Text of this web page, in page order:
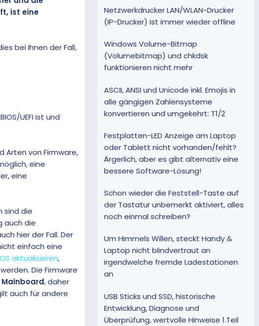
ist eine
bei Ihnen der Fall,
UEFI ist und
Arten von Firmware,
eine
eine
sind die
auch die
hier der Fall. Der
einfach eine
aktualisieren,
Die Firmware
, daher
auch für andere
Netzwerkdrucker LAN/WLAN-Drucker
(IP-Drucker) ist immer wieder offline
Windows Volume-Bitmap
(Volumebitmap) und chkdsk
funktionieren nicht mehr
ASCII, ANSI und Unicode inkl. Emojis in
alle gängigen Zahlensysteme
konvertieren und umgekehrt: T1/2
Festplatten-LED Anzeige am Laptop
oder Tablett nicht vorhanden/fehlt?
Ärgerlich, aber es gibt alternativ eine
bessere Software-Lösung!
Schon wieder die Feststell-Taste auf
der Tastatur unbemerkt aktiviert, alles
noch einmal schreiben?
Um Himmels Willen, steckt Handy &
Laptop nicht blindvertraut an
irgendwelche fremde Ladestationen
an
USB Sticks und SSD, historische
Entwicklung, Diagnose und
Überprüfung, wertvolle Hinweise 1.Teil